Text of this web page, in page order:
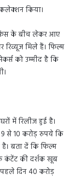
किया।
के बीच लेकर आए
रिव्यूज मिले हैं। फिल्म
को उम्मीद है कि
में रिलीज हुई है।
9 से 10 करोड़ रुपये कि
बता दें कि फिल्म
कंटेंट की दर्शक खूब
दिन 40 करोड़